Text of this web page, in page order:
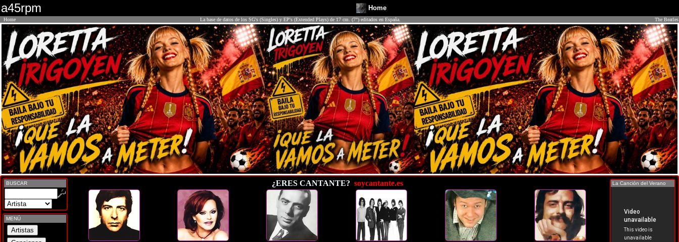
a45rpm Home
Home La base de datos de los SG's (Singles) y EP's (Extended Plays) de 17 cm. (7") editados en España. The Beatles
BUSCAR
MENÚ
¿ERES CANTANTE? soycantante.es La Canción del Verano